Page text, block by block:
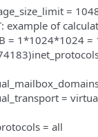
=
example of
= 1*1024*1024 =
=
= all